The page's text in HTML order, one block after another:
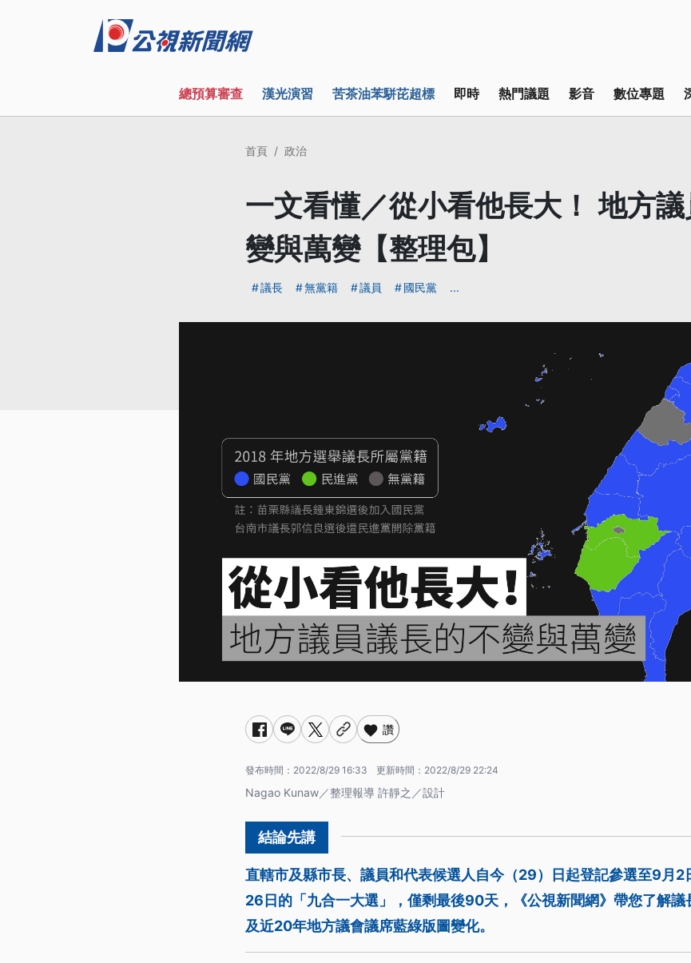
總預算審查 漢光演習 苦茶油苯駢芘超標 即時 熱門議題 影音 數位專題
首頁 政治
一文看懂／從小看他長大！ 地方
變與萬變【整理包】
議長 無黨籍 議員 國民黨 ...
讚
發布時間： 2022/8/29 16:33 更新時間： 2022/8/29 22:24
Nagao Kunaw／整理報導 許靜之／設計
直轄市及縣市長、議員和代表候選人自今（29）日起登記參選至9月2
26日的「九合一大選」，僅剩最後90天，《公視新聞網》帶您了解議
及近20年地方議會議席藍綠版圖變化。